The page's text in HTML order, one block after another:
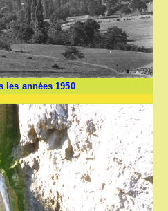
les années 1950